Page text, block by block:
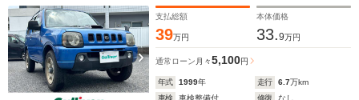
支払総額
39万円
本体価格
33.9万円
通常ローン 月々5,100円
年式 1999年 走行 6.7万km
車検
車検整備付 修復
なし